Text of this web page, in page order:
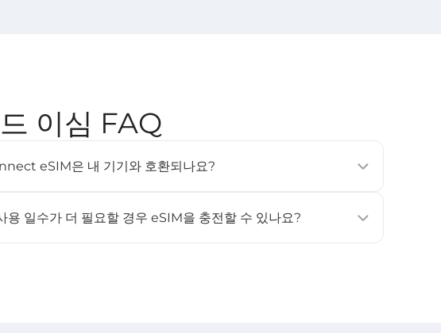
이심 FAQ
eSIM은 내 기기와 호환되나요?
Pixel 3 이상, Samsung Galaxy S20 이상). 자세한 내용은 [
호환 기기]
세요.
용 일수가 더 필요할 경우 eSIM을 충전할 수 있나요?